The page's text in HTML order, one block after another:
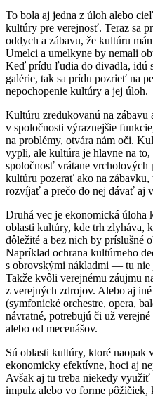
To bola aj jedna z úloh alebo
kultúry pre verejnosť. Teraz sa
oddych a zábavu, že kultúru
Umelci a umelkyne by nemali
Keď prídu ľudia do divadla, idú
galérie, tak sa prídu pozrieť na
nepochopenie kultúry a jej úloh.
Kultúru zredukovanú na zábavu
v spoločnosti výraznejšie
na problémy, otvára nám oči.
vypli, ale kultúra je hlavne na
spoločnosť vrátane
kultúru pozerať ako na zábavku,
rozvíjať a prečo do nej dávať aj
Druhá vec je ekonomická
oblasti kultúry, kde trh zlyháva,
dôležité a bez nich by príslušné
Napríklad ochrana kultúrneho
s obrovskými nákladmi — tu nie
Takže kvôli verejnému záujmu
z verejných zdrojov. Alebo aj
(symfonické orchestre, opera,
návratné, potrebujú či už
alebo od mecenášov.
Sú oblasti kultúry, ktoré
ekonomicky efektívne, hoci aj
Avšak aj tu treba niekedy
impulz alebo vo forme pôžičiek,